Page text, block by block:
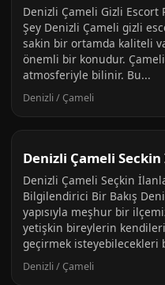
Denizli Çameli Gizli
Şey Denizli Çameli gizli
sakin bir ortamda kaliteli
önemli bir konudur.
atmosferiyle bilinir. Bu...
Denizli / Çameli
Denizli Çameli
Denizli Çameli Seçkin
Bilgilendirici Bir Bakış
yapısıyla meşhur bir
yetişkin bireylerin
geçirmek isteyebilecekleri
Denizli / Çameli